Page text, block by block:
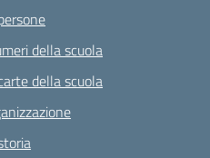
della scuola
della scuola